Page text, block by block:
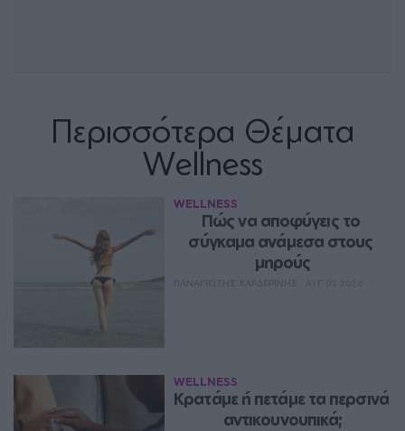
Περισσότερα Θέματα
Wellness
WELLNESS
Πώς να αποφύγεις το
σύγκαμα ανάμεσα στους
μηρούς
WELLNESS
Κρατάμε ή πετάμε τα περσινά
αντικουνουπικά;